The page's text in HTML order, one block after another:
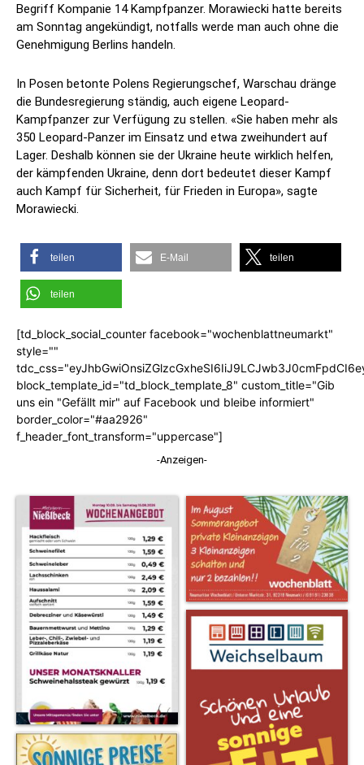
Begriff Kompanie 14 Kampfpanzer. Morawiecki hatte bereits
am Sonntag angekündigt, notfalls werde man auch ohne die
Genehmigung Berlins handeln.
In Posen betonte Polens Regierungschef, Warschau dränge
die Bundesregierung ständig, auch eigene Leopard-
Kampfpanzer zur Verfügung zu stellen. «Sie haben mehr als
350 Leopard-Panzer im Einsatz und etwa zweihundert auf
Lager. Deshalb können sie der Ukraine heute wirklich helfen,
der kämpfenden Ukraine, denn dort bedeutet dieser Kampf
auch Kampf für Sicherheit, für Frieden in Europa», sagte
Morawiecki.
teilen E-Mail teilen
teilen
[td_block_social_counter facebook="wochenblattneumarkt"
style=""
block_template_id="td_block_template_8" custom_title="Gib
uns ein "Gefällt mir" auf Facebook und bleibe informiert"
border_color="#aa2926"
f_header_font_transform="uppercase"]
-Anzeigen-